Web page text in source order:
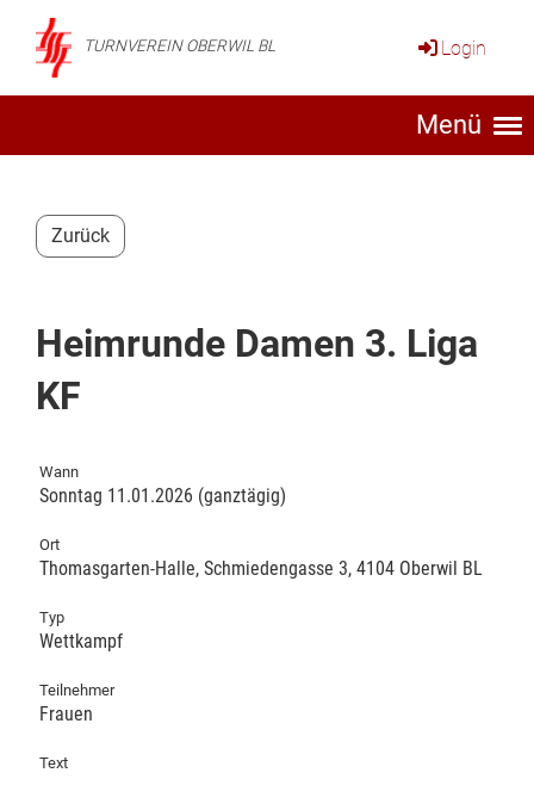
TURNVEREIN OBERWIL BL Login
Menü
Zurück
Heimrunde Damen 3. Liga
KF
Wann
Sonntag 11.01.2026 (ganztägig)
Ort
Thomasgarten-Halle, Schmiedengasse 3, 4104 Oberwil BL
Typ
Wettkampf
Teilnehmer
Frauen
Text